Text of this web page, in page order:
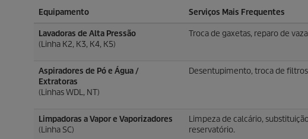
Equipamento Serviços Mais Frequentes
Lavadoras de Alta Pressão
(Linha K2, K3, K4, K5)
Troca de gaxetas, reparo de
Aspiradores de Pó e Água /
Extratoras
(Linhas WDL, NT)
Desentupimento, troca de
Limpadoras a Vapor e Vaporizadores
(Linha SC)
Limpeza de calcário,
reservatório.